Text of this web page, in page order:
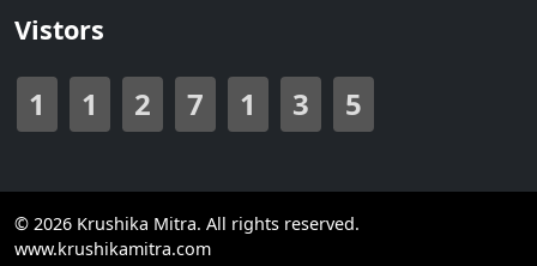
Vistors
1 1 2 7 1 3 5
© 2026 Krushika Mitra. All rights reserved.
www.krushikamitra.com